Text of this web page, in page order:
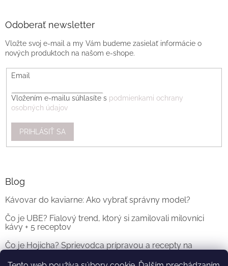
Odoberať newsletter
Vložte svoj e-mail a my Vám budeme zasielať informácie o
nových produktoch na našom e-shope.
Email
Vložením e-mailu súhlasíte s podmienkami ochrany
osobných údajov
PRIHLÁSIŤ SA
Blog
Kávovar do kaviarne: Ako vybrať správny model?
Čo je UBE? Fialový trend, ktorý si zamilovali milovníci
kávy + 5 receptov
Čo je Hojicha? Sprievodca prípravou a recepty na